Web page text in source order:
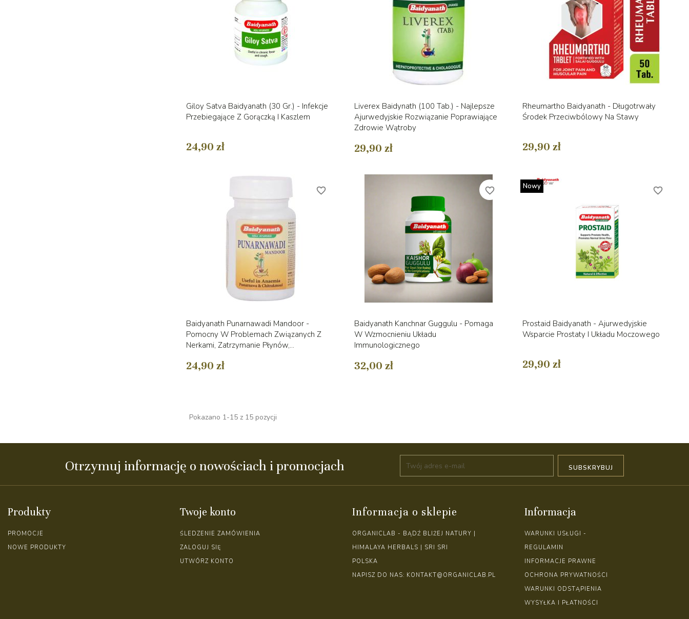
Giloy Satva Baidyanath (30 Gr.) - Infekcje
Przebiegające Z Gorączką I Kaszlem
24,90 zł
Liverex Baidynath (100 Tab.) - Najlepsze
Ajurwedyjskie Rozwiązanie Poprawiające
Zdrowie Wątroby
29,90 zł
Rheumartho Baidyanath - Długotrwały
Środek Przeciwbólowy Na Stawy
29,90 zł
Baidyanath Punarnawadi Mandoor -
Pomocny W Problemach Związanych Z
Nerkami, Zatrzymanie Płynów,...
24,90 zł
favorite_border
Baidyanath Kanchnar Guggulu - Pomaga
W Wzmocnieniu Układu
Immunologicznego
32,00 zł
favorite_border
Prostaid Baidyanath - Ajurwedyjskie
Wsparcie Prostaty I Układu Moczowego
29,90 zł
Nowy favorite_border
Pokazano 1-15 z 15 pozycji
Otrzymuj informację o nowościach i promocjach
Produkty
PROMOCJE
NOWE PRODUKTY
Twoje konto
ŚLEDZENIE ZAMÓWIENIA
ZALOGUJ SIĘ
UTWÓRZ KONTO
Informacja o sklepie
ORGANICLAB - BĄDŹ BLIŻEJ NATURY |
HIMALAYA HERBALS | SRI SRI
POLSKA
NAPISZ DO NAS: KONTAKT@ORGANICLAB.PL
Informacja
WARUNKI USŁUGI -
REGULAMIN
INFORMACJE PRAWNE
OCHRONA PRYWATNOŚCI
WARUNKI ODSTĄPIENIA
WYSYŁKA I PŁATNOŚCI